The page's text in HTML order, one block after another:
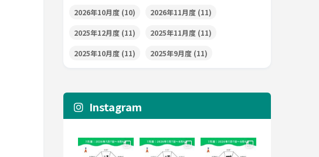
2026年10月度 (10) 2026年11月度 (11)
2025年12月度 (11) 2025年11月度 (11)
2025年10月度 (11) 2025年9月度 (11)
Instagram